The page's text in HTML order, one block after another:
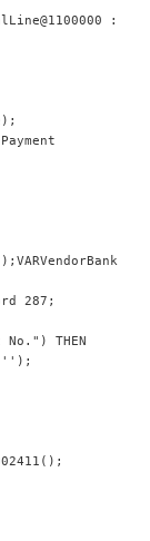
:
287;
THEN